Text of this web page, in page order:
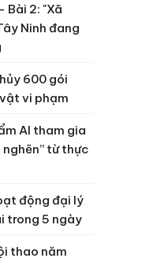
Bài 2: "Xã
Ninh đang
600 gói
vi phạm
AI tham gia
từ thực
động đại lý
trong 5 ngày
thao năm